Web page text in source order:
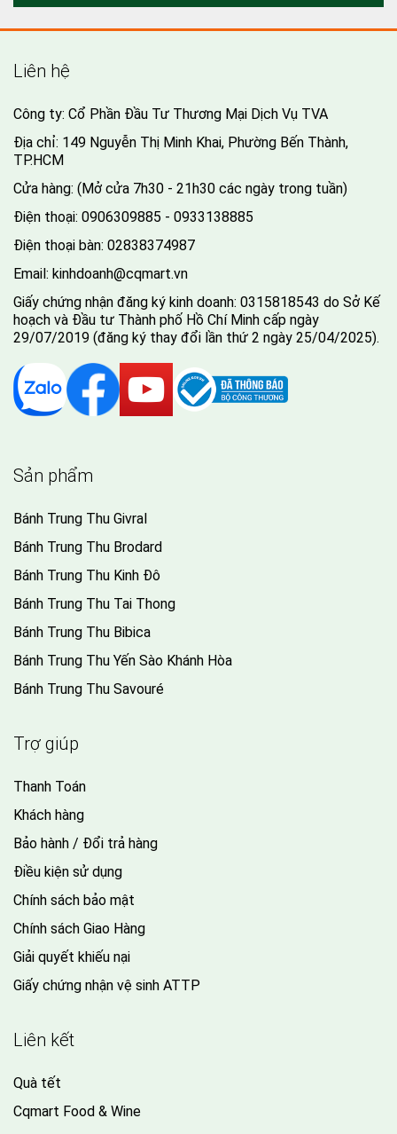
Liên hệ
Công ty: Cổ Phần Đầu Tư Thương Mại Dịch Vụ TVA
Địa chỉ: 149 Nguyễn Thị Minh Khai, Phường Bến Thành,
TP.HCM
Cửa hàng: (Mở cửa 7h30 - 21h30 các ngày trong tuần)
Điện thoại: 0906309885 - 0933138885
Điện thoại bàn: 02838374987
Email: kinhdoanh@cqmart.vn
Giấy chứng nhận đăng ký kinh doanh: 0315818543 do Sở Kế
hoạch và Đầu tư Thành phố Hồ Chí Minh cấp ngày
29/07/2019 (đăng ký thay đổi lần thứ 2 ngày 25/04/2025).
Sản phẩm
Bánh Trung Thu Givral
Bánh Trung Thu Brodard
Bánh Trung Thu Kinh Đô
Bánh Trung Thu Tai Thong
Bánh Trung Thu Bibica
Bánh Trung Thu Yến Sào Khánh Hòa
Bánh Trung Thu Savouré
Trợ giúp
Thanh Toán
Khách hàng
Bảo hành / Đổi trả hàng
Điều kiện sử dụng
Chính sách bảo mật
Chính sách Giao Hàng
Giải quyết khiếu nại
Giấy chứng nhận vệ sinh ATTP
Liên kết
Quà tết
Cqmart Food & Wine